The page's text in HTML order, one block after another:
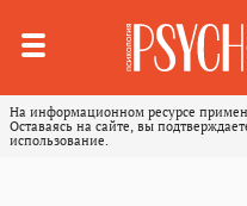
На информационном ресурсе
Оставаясь на сайте, вы
использование.